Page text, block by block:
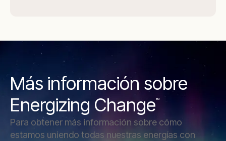
Más información sobre
Energizing Change™
Para obtener más información sobre cómo
estamos uniendo todas nuestras energías con